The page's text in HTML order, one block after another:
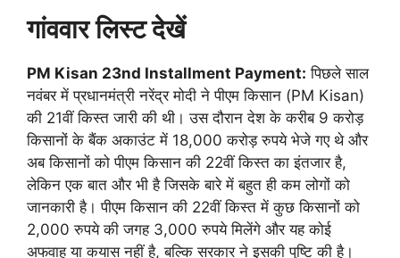
गांववार लिस्ट देखें
PM Kisan 23nd Installment Payment: पिछले साल
नवंबर में प्रधानमंत्री नरेंद्र मोदी ने पीएम किसान (PM Kisan)
की 21वीं किस्त जारी की थी। उस दौरान देश के करीब 9 करोड़
किसानों के बैंक अकाउंट में 18,000 करोड़ रुपये भेजे गए थे और
अब किसानों को पीएम किसान की 22वीं किस्त का इंतजार है,
लेकिन एक बात और भी है जिसके बारे में बहुत ही कम लोगों को
जानकारी है। पीएम किसान की 22वीं किस्त में कुछ किसानों को
2,000 रुपये की जगह 3,000 रुपये मिलेंगे और यह कोई
अफवाह या कयास नहीं है, बल्कि सरकार ने इसकी पुष्टि की है।